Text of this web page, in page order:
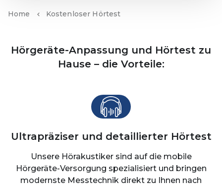
Home Kostenloser Hörtest
Hörgeräte-Anpassung und Hörtest zu
Hause – die Vorteile:
Ultrapräziser und detaillierter Hörtest
Unsere Hörakustiker sind auf die mobile
Hörgeräte-Versorgung spezialisiert und bringen
modernste Messtechnik direkt zu Ihnen nach